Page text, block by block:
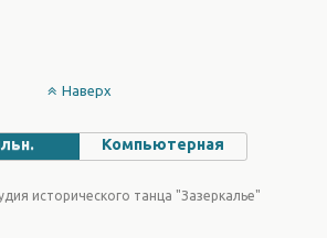
Наверх
Компьютерная
исторического танца "Зазеркалье"